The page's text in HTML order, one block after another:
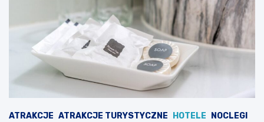
ATRAKCJE ATRAKCJE TURYSTYCZNE HOTELE
NOCLEGI